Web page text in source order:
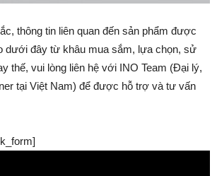
thông tin liên quan đến sản phẩm được
dưới đây từ khâu mua sắm, lựa chọn, sử
thế, vui lòng liên hệ với INO Team (Đại lý,
tại Việt Nam) để được hỗ trợ và tư vấn